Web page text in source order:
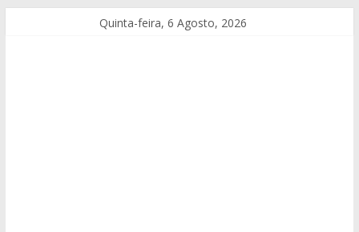
Quinta-feira, 6 Agosto, 2026